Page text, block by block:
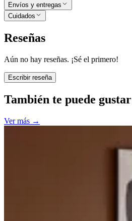
Envíos y entregas
Cuidados
Reseñas
Aún no hay reseñas. ¡Sé el primero!
Escribir reseña
También te puede gustar
Ver más →